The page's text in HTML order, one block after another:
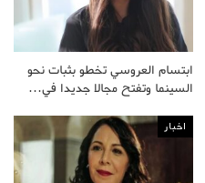
ابتسام العروسي تخطو بثبات نحو
السينما وتفتح مجالا جديدا في…
اخبار